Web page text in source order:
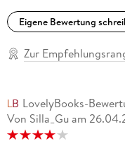
Eigene Bewertung
Zur
LovelyBooks-
Von Silla_Gu am